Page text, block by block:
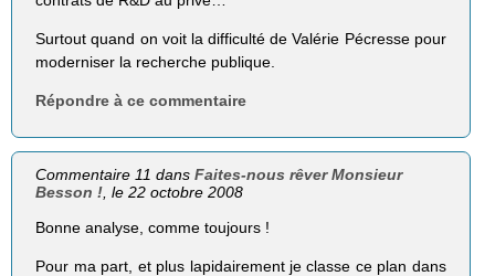
Surtout quand on voit la difficulté de Valérie Pécresse pour
moderniser la recherche publique.
Répondre à ce commentaire
Commentaire 11 dansFaites-nous rêver Monsieur
Besson ! , le 22 octobre 2008
Bonne analyse, comme toujours !
Pour ma part, et plus lapidairement je classe ce plan dans